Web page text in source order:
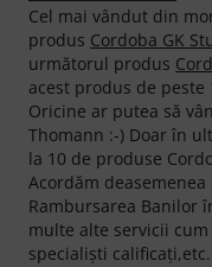
Cel mai vândut din
produs Cordoba GK
următorul produs
acest produs de peste
Oricine ar putea să
Thomann :-) Doar în
la 10 de produse
Acordăm
Rambursarea Banilor
multe alte servicii
specialişti calificaţi,etc.